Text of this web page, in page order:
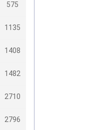
575
1135
1408
1482
2710
2796